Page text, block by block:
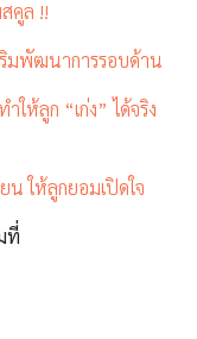
คูล !!
มพัฒนาการรอบด้าน
ห้ลูก “เก่ง” ได้จริง
น ให้ลูกยอมเปิดใจ
ที่